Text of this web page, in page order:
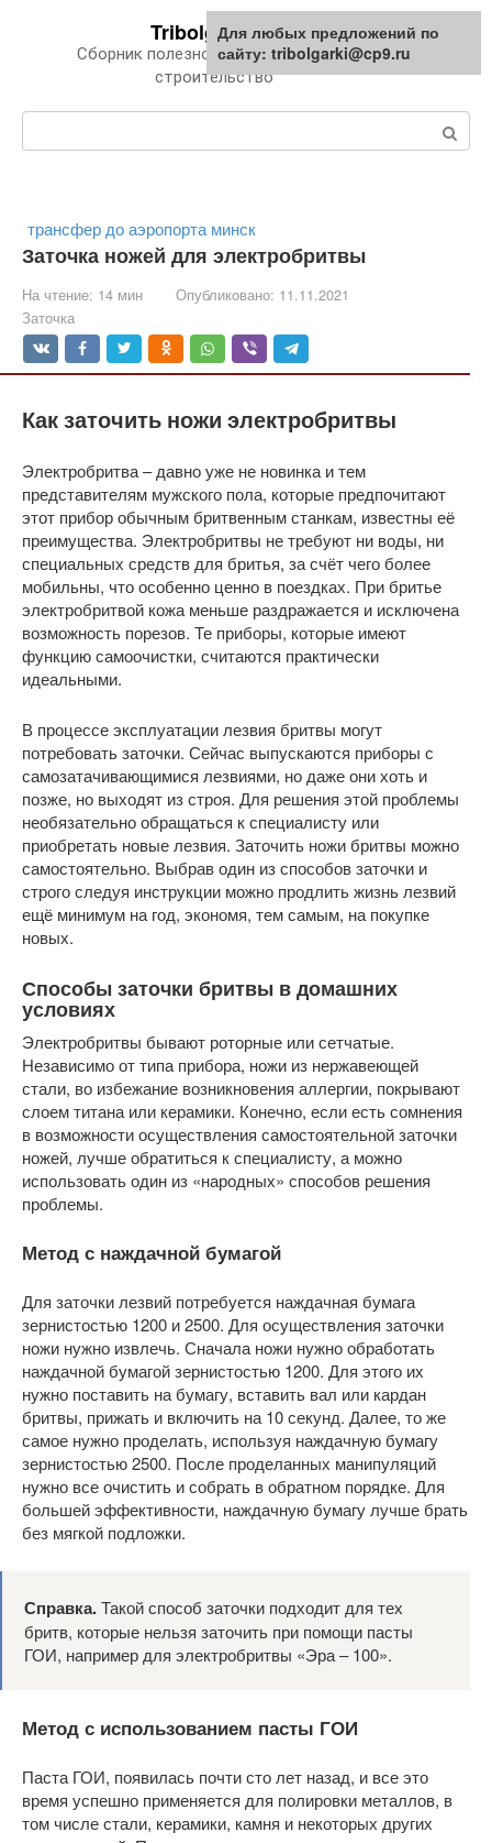
Tribolgarki.ru
Сборник полезной информации про
строительство
трансфер до аэропорта минск
Заточка ножей для электробритвы
На чтение: 14 мин Опубликовано: 11.11.2021
Заточка
Как заточить ножи электробритвы
Электробритва – давно уже не новинка и тем
представителям мужского пола, которые предпочитают
этот прибор обычным бритвенным станкам, известны её
преимущества. Электробритвы не требуют ни воды, ни
специальных средств для бритья, за счёт чего более
мобильны, что особенно ценно в поездках. При бритье
электробритвой кожа меньше раздражается и исключена
возможность порезов. Те приборы, которые имеют
функцию самоочистки, считаются практически
идеальными.
В процессе эксплуатации лезвия бритвы могут
потребовать заточки. Сейчас выпускаются приборы с
самозатачивающимися лезвиями, но даже они хоть и
позже, но выходят из строя. Для решения этой проблемы
необязательно обращаться к специалисту или
приобретать новые лезвия. Заточить ножи бритвы можно
самостоятельно. Выбрав один из способов заточки и
строго следуя инструкции можно продлить жизнь лезвий
ещё минимум на год, экономя, тем самым, на покупке
новых.
Способы заточки бритвы в домашних
условиях
Электробритвы бывают роторные или сетчатые.
Независимо от типа прибора, ножи из нержавеющей
стали, во избежание возникновения аллергии, покрывают
слоем титана или керамики. Конечно, если есть сомнения
в возможности осуществления самостоятельной заточки
ножей, лучше обратиться к специалисту, а можно
использовать один из «народных» способов решения
проблемы.
Метод с наждачной бумагой
Для заточки лезвий потребуется наждачная бумага
зернистостью 1200 и 2500. Для осуществления заточки
ножи нужно извлечь. Сначала ножи нужно обработать
наждачной бумагой зернистостью 1200. Для этого их
нужно поставить на бумагу, вставить вал или кардан
бритвы, прижать и включить на 10 секунд. Далее, то же
самое нужно проделать, используя наждачную бумагу
зернистостью 2500. После проделанных манипуляций
нужно все очистить и собрать в обратном порядке. Для
большей эффективности, наждачную бумагу лучше брать
без мягкой подложки.
Справка.Такой способ заточки подходит для тех
бритв, которые нельзя заточить при помощи пасты
ГОИ, например для электробритвы «Эра – 100».
Метод с использованием пасты ГОИ
Паста ГОИ, появилась почти сто лет назад, и все это
время успешно применяется для полировки металлов, в
том числе стали, керамики, камня и некоторых других
Для любых предложений по
сайту: tribolgarki@cp9.ru